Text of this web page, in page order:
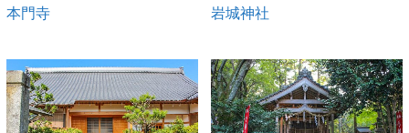
本門寺 岩城神社